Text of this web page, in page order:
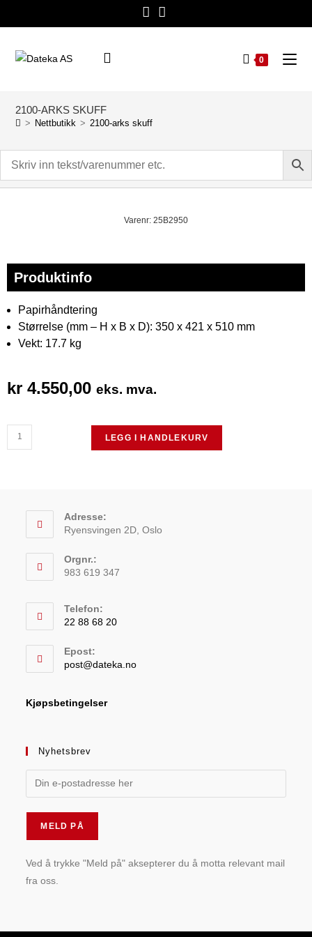
0
2100-ARKS SKUFF
> Nettbutikk > 2100-arks skuff
Varenr: 25B2950
Produktinfo
Papirhåndtering
Størrelse (mm – H x B x D): 350 x 421 x 510 mm
Vekt: 17.7 kg
kr 4.550,00 eks. mva.
LEGG I HANDLEKURV
Adresse:
Ryensvingen 2D, Oslo
Orgnr.:
983 619 347
Telefon:
22 88 68 20
Epost:
post@dateka.no
Kjøpsbetingelser
Nyhetsbrev
Ved å trykke "Meld på" aksepterer du å motta relevant mail
fra oss.